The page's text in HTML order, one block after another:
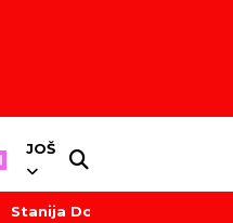
JOŠ
Stanija Dobrojević